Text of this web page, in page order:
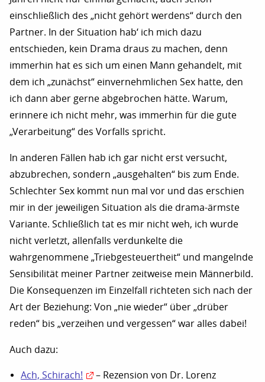
einschließlich des „nicht gehört werdens“ durch den
Partner. In der Situation hab‘ ich mich dazu
entschieden, kein Drama draus zu machen, denn
immerhin hat es sich um einen Mann gehandelt, mit
dem ich „zunächst“ einvernehmlichen Sex hatte, den
ich dann aber gerne abgebrochen hätte. Warum,
erinnere ich nicht mehr, was immerhin für die gute
„Verarbeitung“ des Vorfalls spricht.
In anderen Fällen hab ich gar nicht erst versucht,
abzubrechen, sondern „ausgehalten“ bis zum Ende.
Schlechter Sex kommt nun mal vor und das erschien
mir in der jeweiligen Situation als die drama-ärmste
Variante. Schließlich tat es mir nicht weh, ich wurde
nicht verletzt, allenfalls verdunkelte die
wahrgenommene „Triebgesteuertheit“ und mangelnde
Sensibilität meiner Partner zeitweise mein Männerbild.
Die Konsequenzen im Einzelfall richteten sich nach der
Art der Beziehung: Von „nie wieder“ über „drüber
reden“ bis „verzeihen und vergessen“ war alles dabei!
Auch dazu:
Ach, Schi­rach!
– Rezension von Dr. Lorenz